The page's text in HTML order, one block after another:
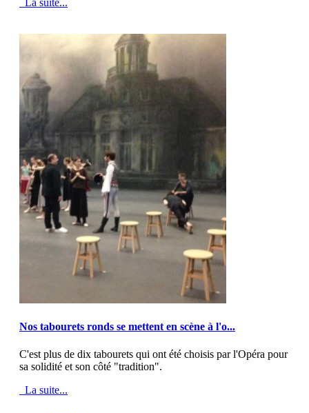
La suite...
Nos tabourets ronds se mettent en scène à l'o...
C'est plus de dix tabourets qui ont été choisis par l'Opéra pour
sa solidité et son côté "tradition".
La suite...